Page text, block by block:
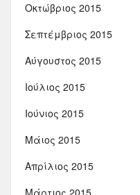
Οκτώβριος 2015
Σεπτέμβριος 2015
Αύγουστος 2015
Ιούλιος 2015
Ιούνιος 2015
Μάιος 2015
Απρίλιος 2015